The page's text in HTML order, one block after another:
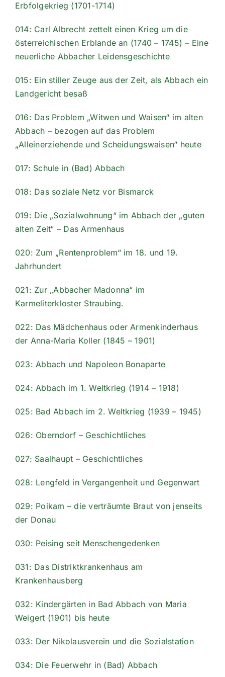
Erbfolgekrieg (1701-1714)
014: Carl Albrecht zettelt einen Krieg um die
österreichischen Erblande an (1740 – 1745) – Eine
neuerliche Abbacher Leidensgeschichte
015: Ein stiller Zeuge aus der Zeit, als Abbach ein
Landgericht besaß
016: Das Problem „Witwen und Waisen“ im alten
Abbach – bezogen auf das Problem
„Alleinerziehende und Scheidungswaisen“ heute
017: Schule in (Bad) Abbach
018: Das soziale Netz vor Bismarck
019: Die „Sozialwohnung“ im Abbach der „guten
alten Zeit“ – Das Armenhaus
020: Zum „Rentenproblem“ im 18. und 19.
Jahrhundert
021: Zur „Abbacher Madonna“ im
Karmeliterkloster Straubing.
022: Das Mädchenhaus oder Armenkinderhaus
der Anna-Maria Koller (1845 – 1901)
023: Abbach und Napoleon Bonaparte
024: Abbach im 1. Weltkrieg (1914 – 1918)
025: Bad Abbach im 2. Weltkrieg (1939 – 1945)
026: Oberndorf – Geschichtliches
027: Saalhaupt – Geschichtliches
028: Lengfeld in Vergangenheit und Gegenwart
029: Poikam – die verträumte Braut von jenseits
der Donau
030: Peising seit Menschengedenken
031: Das Distriktkrankenhaus am
Krankenhausberg
032: Kindergärten in Bad Abbach von Maria
Weigert (1901) bis heute
033: Der Nikolausverein und die Sozialstation
034: Die Feuerwehr in (Bad) Abbach